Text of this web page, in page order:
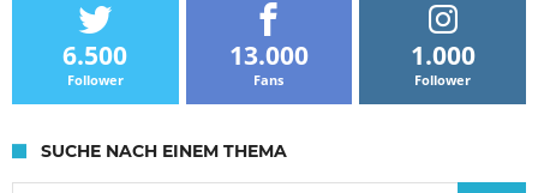
6.500
Follower
13.000
Fans
1.000
Follower
SUCHE NACH EINEM THEMA
Suche nach: